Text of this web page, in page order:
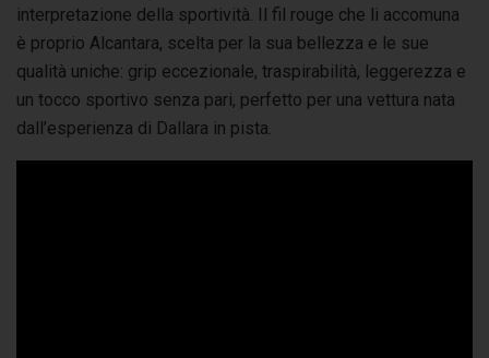
interpretazione della sportività. Il fil rouge che li accomuna
è proprio Alcantara, scelta per la sua bellezza e le sue
qualità uniche: grip eccezionale, traspirabilità, leggerezza e
un tocco sportivo senza pari, perfetto per una vettura nata
dall’esperienza di Dallara in pista.